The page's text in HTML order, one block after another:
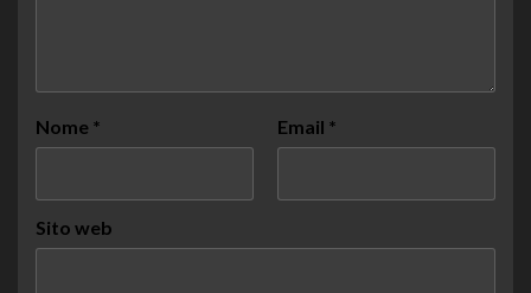
Nome * Email *
Sito web